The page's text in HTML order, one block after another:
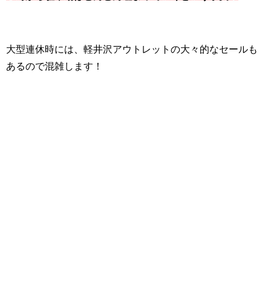
大型連休時には、軽井沢アウトレットの大々的なセールも
あるので混雑します！